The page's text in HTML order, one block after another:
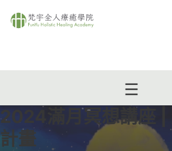
2024滿月冥想講座 |
計畫